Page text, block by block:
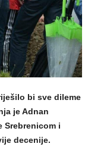
bi sve dileme
je Adnan
Srebrenicom i
decenije.